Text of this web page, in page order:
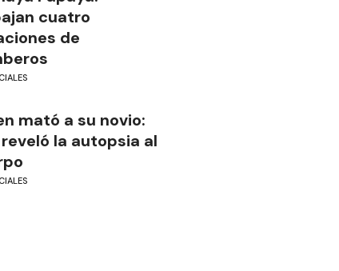
cuatro
de
mató a su novio:
la autopsia al